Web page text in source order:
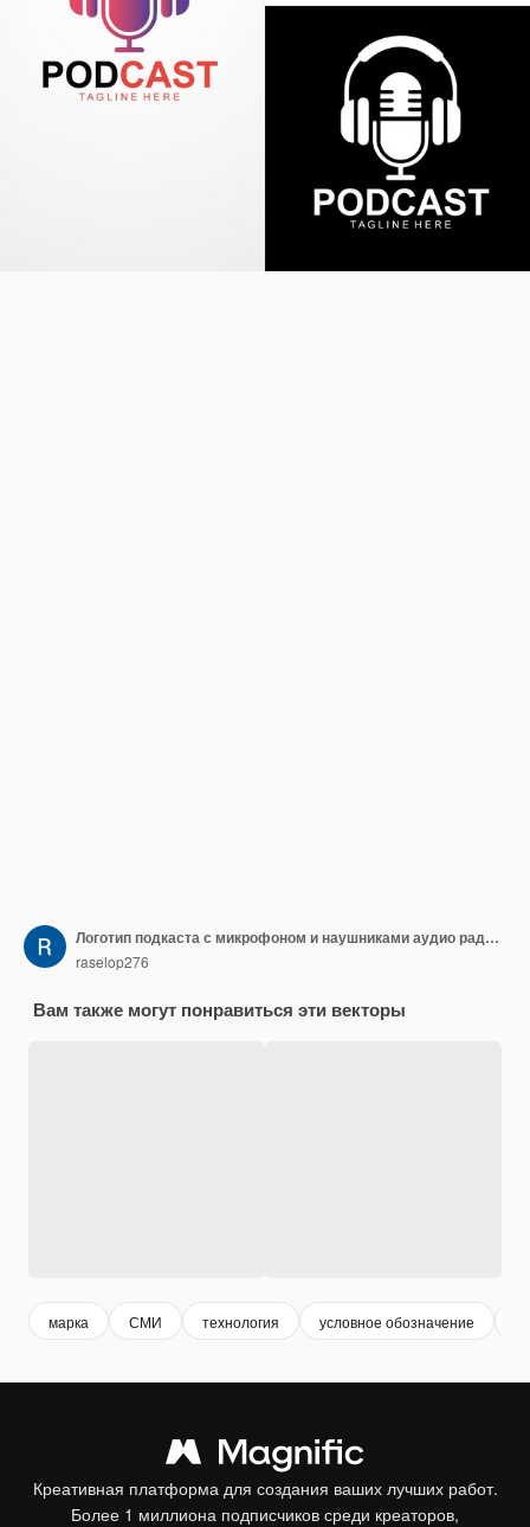
Логотип подкаста с микрофоном и наушниками аудио радиоволны красочная комбинация
raselop276
Вам также могут понравиться эти векторы
марка СМИ технология условное обозначение
Креативная платформа для создания ваших лучших работ.
Более 1 миллиона подписчиков среди креаторов,